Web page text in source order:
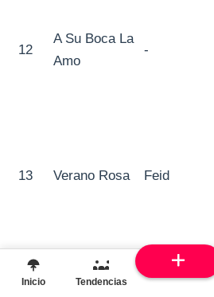
12
A Su Boca La
Amo
-
13 Verano Rosa Feid
14
No Puedo
-
Inicio Tendencias